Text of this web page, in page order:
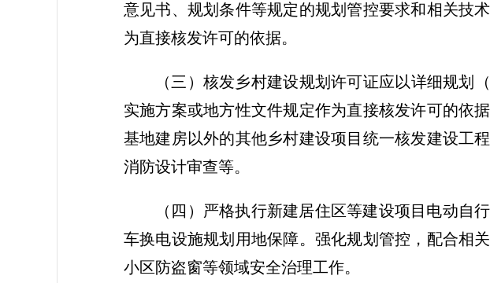
意见书、规划条件等规定的规划管控要求和相关技
为直接核发许可的依据。
（三）核发乡村建设规划许可证应以详细规划
实施方案或地方性文件规定作为直接核发许可的依
基地建房以外的其他乡村建设项目统一核发建设工
消防设计审查等。
（四）严格执行新建居住区等建设项目电动自
车换电设施规划用地保障。强化规划管控，配合相
小区防盗窗等领域安全治理工作。